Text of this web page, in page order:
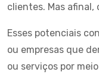
clientes. Mas afinal,
Esses potenciais
ou empresas que
ou serviços por